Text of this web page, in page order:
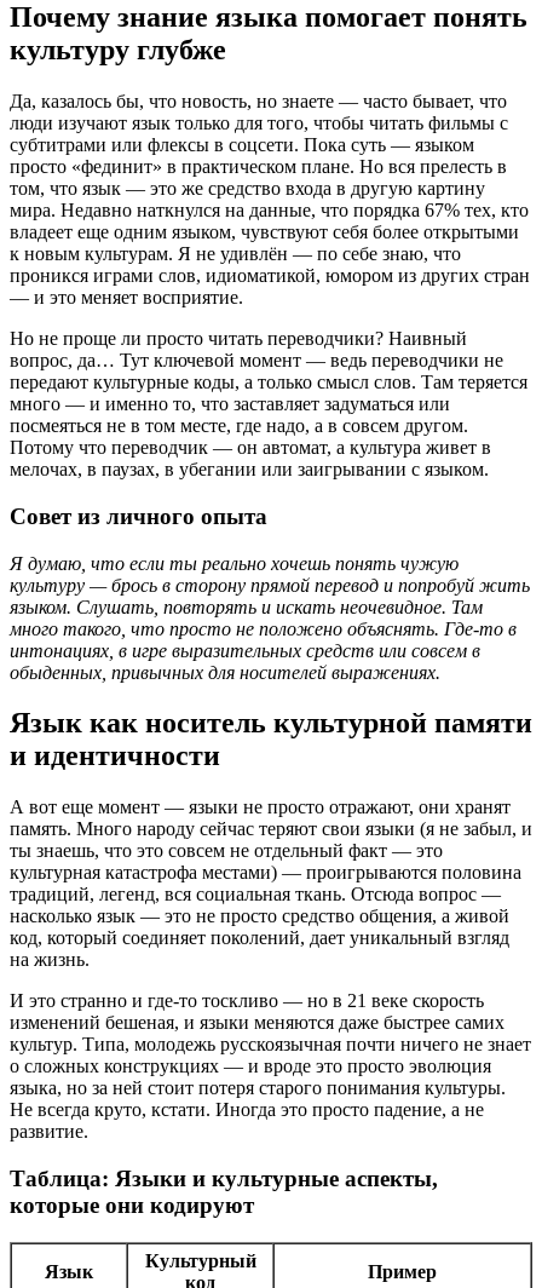
Почему знание языка помогает понять
культуру глубже
Да, казалось бы, что новость, но знаете — часто бывает, что
люди изучают язык только для того, чтобы читать фильмы с
субтитрами или флексы в соцсети. Пока суть — языком
просто «фединит» в практическом плане. Но вся прелесть в
том, что язык — это же средство входа в другую картину
мира. Недавно наткнулся на данные, что порядка 67% тех, кто
владеет еще одним языком, чувствуют себя более открытыми
к новым культурам. Я не удивлён — по себе знаю, что
проникся играми слов, идиоматикой, юмором из других стран
— и это меняет восприятие.
Но не проще ли просто читать переводчики? Наивный
вопрос, да… Тут ключевой момент — ведь переводчики не
передают культурные коды, а только смысл слов. Там теряется
много — и именно то, что заставляет задуматься или
посмеяться не в том месте, где надо, а в совсем другом.
Потому что переводчик — он автомат, а культура живет в
мелочах, в паузах, в убегании или заигрывании с языком.
Совет из личного опыта
Я думаю, что если ты реально хочешь понять чужую
культуру — брось в сторону прямой перевод и попробуй жить
языком. Слушать, повторять и искать неочевидное. Там
много такого, что просто не положено объяснять. Где-то в
интонациях, в игре выразительных средств или совсем в
обыденных, привычных для носителей выражениях.
Язык как носитель культурной памяти
и идентичности
А вот еще момент — языки не просто отражают, они хранят
память. Много народу сейчас теряют свои языки (я не забыл, и
ты знаешь, что это совсем не отдельный факт — это
культурная катастрофа местами) — проигрываются половина
традиций, легенд, вся социальная ткань. Отсюда вопрос —
насколько язык — это не просто средство общения, а живой
код, который соединяет поколений, дает уникальный взгляд
на жизнь.
И это странно и где-то тоскливо — но в 21 веке скорость
изменений бешеная, и языки меняются даже быстрее самих
культур. Типа, молодежь русскоязычная почти ничего не знает
о сложных конструкциях — и вроде это просто эволюция
языка, но за ней стоит потеря старого понимания культуры.
Не всегда круто, кстати. Иногда это просто падение, а не
развитие.
Таблица: Языки и культурные аспекты,
которые они кодируют
Язык
Культурный
код
Пример